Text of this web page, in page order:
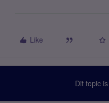
Like
Dit topic